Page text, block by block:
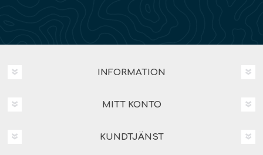
INFORMATION
MITT KONTO
KUNDTJÄNST